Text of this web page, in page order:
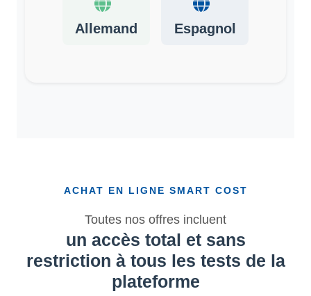
Allemand Espagnol
ACHAT EN LIGNE SMART COST
Toutes nos offres incluent
un accès total et sans
restriction à tous les tests de la
plateforme